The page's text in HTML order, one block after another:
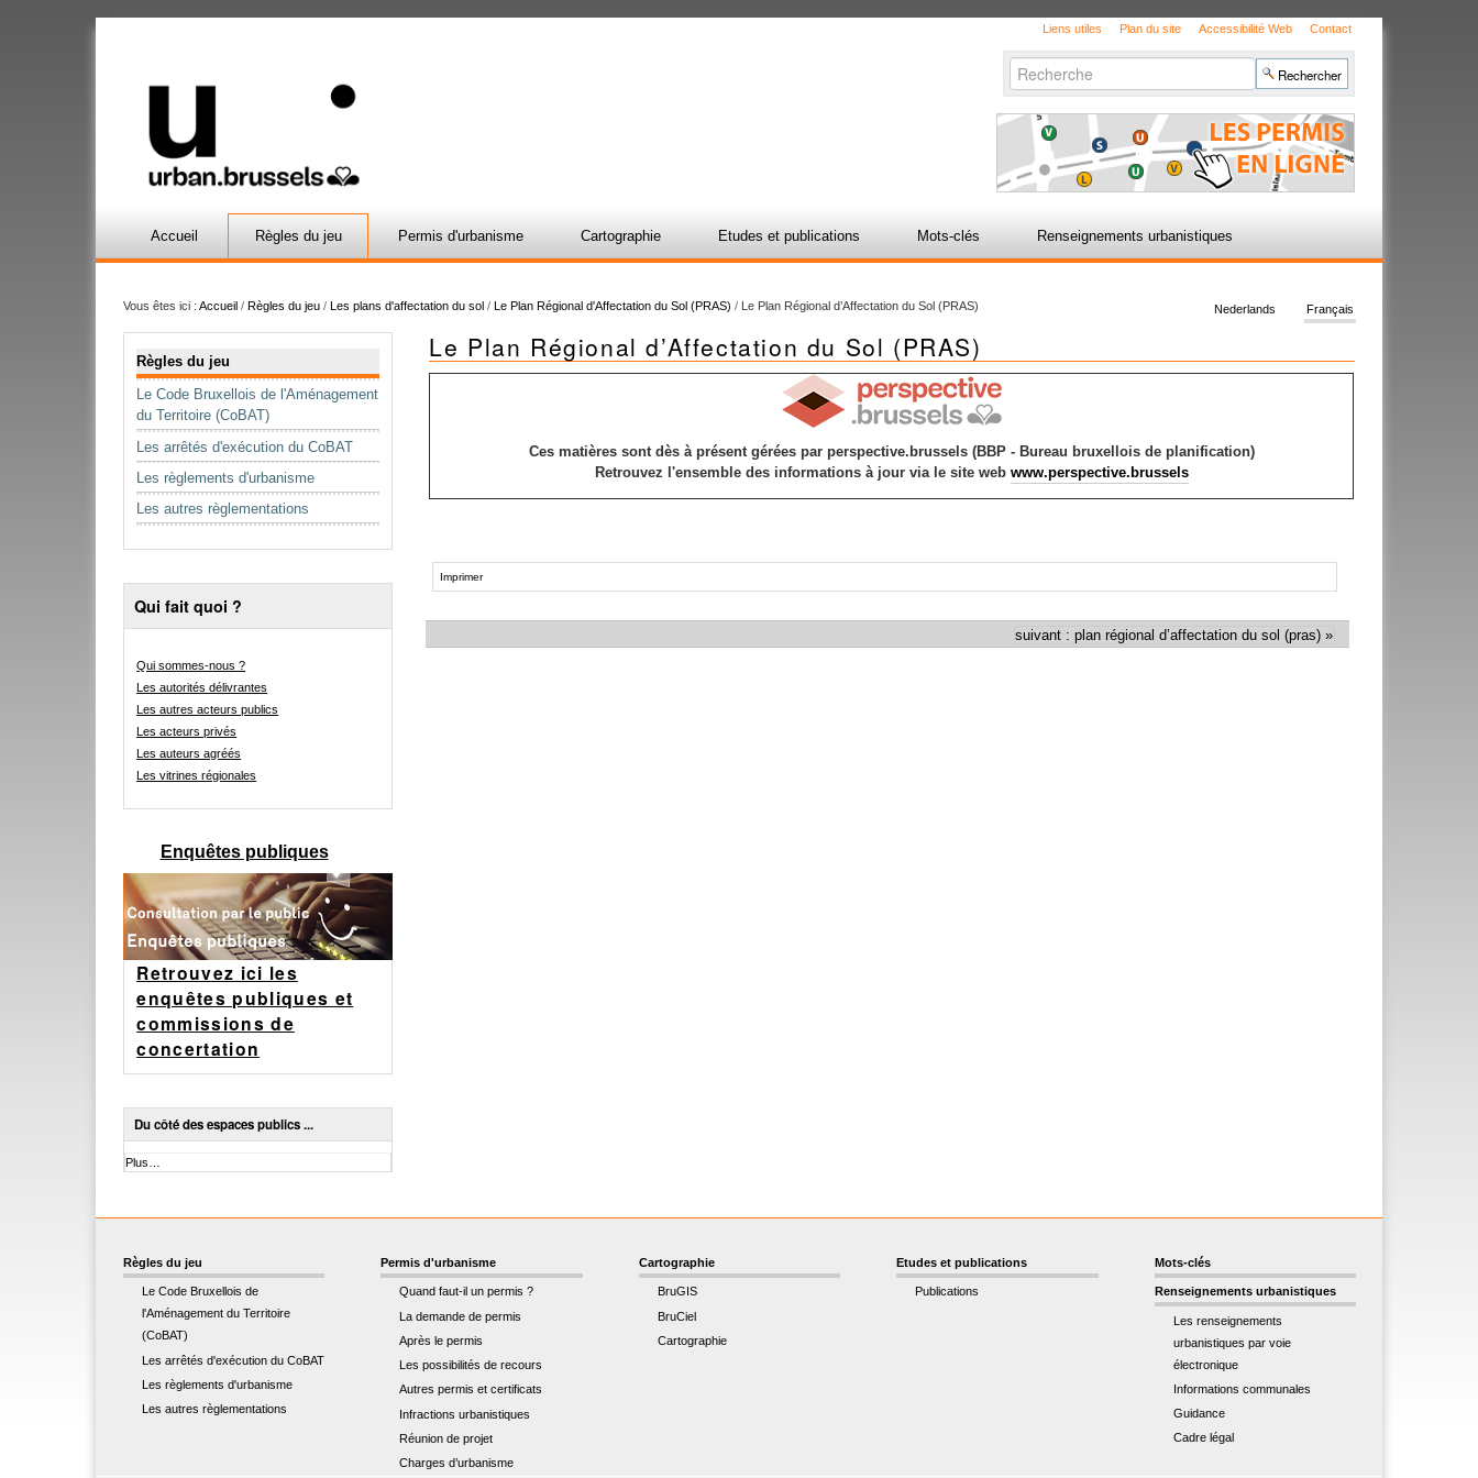
Liens utiles Plan du site Accessibilité Web Contact
Chercher par
avancée…
Accueil Règles du jeu Permis d'urbanisme Cartographie Etudes et publications Mots-clés Renseignements urbanistiques
Vous êtes ici : Accueil / Règles du jeu / Les plans d'affectation du sol / Le Plan Régional d'Affectation du Sol (PRAS) / Le Plan Régional d’Affectation du Sol (PRAS) Français
Nederlands
Règles du jeu
Le Code Bruxellois de l'Aménagement
du Territoire (CoBAT)
Les arrêtés d'exécution du CoBAT
Les règlements d'urbanisme
Les autres règlementations
Qui fait quoi ?
Qui sommes-nous ?
Les autorités délivrantes
Les autres acteurs publics
Les acteurs privés
Les auteurs agréés
Les vitrines régionales
Enquêtes publiques
Retrouvez ici les
enquêtes publiques et
commissions de
concertation
Du côté des espaces publics ...
Du
-
Plus…
Le Plan Régional d’Affectation du Sol (PRAS)
Ces matières sont dès à présent gérées par perspective.brussels (BBP - Bureau bruxellois de planification)
Retrouvez l'ensemble des informations à jour via le site web www.perspective.brussels
sur
document
Imprimer
suivant : plan régional d’affectation du sol (pras) »
Règles du jeu
Le Code Bruxellois de
l'Aménagement du Territoire
(CoBAT)
Les arrêtés d'exécution du CoBAT
Les règlements d'urbanisme
Les autres règlementations
Permis d'urbanisme
Quand faut-il un permis ?
La demande de permis
Après le permis
Les possibilités de recours
Autres permis et certificats
Infractions urbanistiques
Réunion de projet
Charges d’urbanisme
Cartographie
BruGIS
BruCiel
Cartographie
Etudes et publications
Publications
Mots-clés
Renseignements urbanistiques
Les renseignements
urbanistiques par voie
électronique
Informations communales
Guidance
Cadre légal